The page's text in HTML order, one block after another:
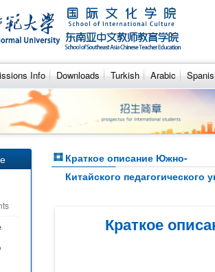
Info Downloads Turkish Arabic
Краткое описание Южно-
Китайского педагогического
Краткое